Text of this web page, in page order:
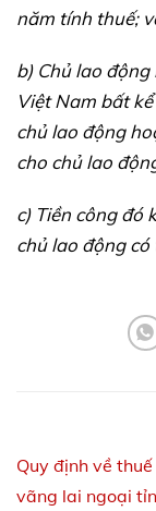
năm tính thuế;
b) Chủ lao
Việt Nam bất
chủ lao động
cho chủ lao
c) Tiền công đó
chủ lao động
Quy định về thuế
vãng lai ngoại